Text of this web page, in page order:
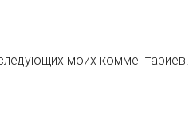
моих комментариев.